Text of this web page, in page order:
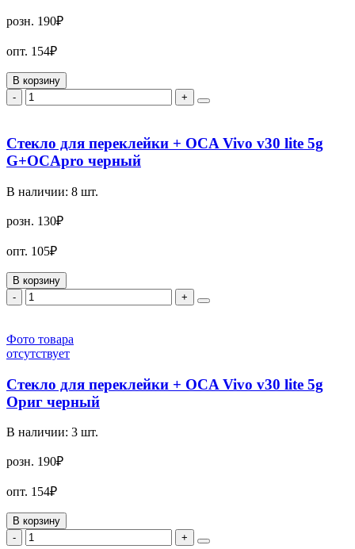
розн. 190₽
опт. 154₽
В корзину
-
+
Стекло для переклейки + OCA Vivo v30 lite 5g
G+OCApro черный
В наличии: 8 шт.
розн. 130₽
опт. 105₽
В корзину
-
+
Фото товара
отсутствует
Стекло для переклейки + OCA Vivo v30 lite 5g
Ориг черный
В наличии: 3 шт.
розн. 190₽
опт. 154₽
В корзину
-
+